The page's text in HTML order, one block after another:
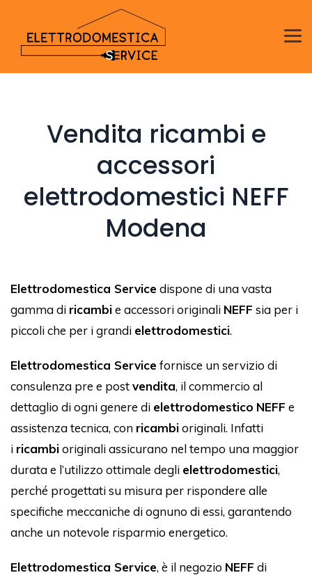
Vendita ricambi e
accessori
elettrodomestici NEFF
Modena
Elettrodomestica Servicedispone di una vasta
gamma di ricambie accessori originali NEFF sia per i
piccoli che per i grandi elettrodomestici.
Elettrodomestica Servicefornisce un servizio di
consulenza pre e postvendita, il commercio al
dettaglio di ogni genere di elettrodomestico NEFF e
assistenza tecnica, con ricambioriginali. Infatti
i ricambioriginali assicurano nel tempo una maggior
durata e l’utilizzo ottimale degli elettrodomestici,
perché progettati su misura per rispondere alle
specifiche meccaniche di ognuno di essi, garantendo
anche un notevole risparmio energetico.
Elettrodomestica Service, è il negozio NEFF di